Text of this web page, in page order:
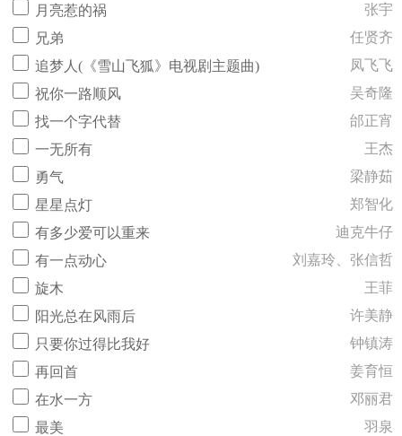
月亮惹的祸
张宇
兄弟
任贤齐
追梦人(《雪山飞狐》电视剧主题曲)
凤飞飞
祝你一路顺风
吴奇隆
找一个字代替
邰正宵
一无所有
王杰
勇气
梁静茹
星星点灯
郑智化
有多少爱可以重来
迪克牛仔
有一点动心
刘嘉玲、张信哲
旋木
王菲
阳光总在风雨后
许美静
只要你过得比我好
钟镇涛
再回首
姜育恒
在水一方
邓丽君
最美
羽泉